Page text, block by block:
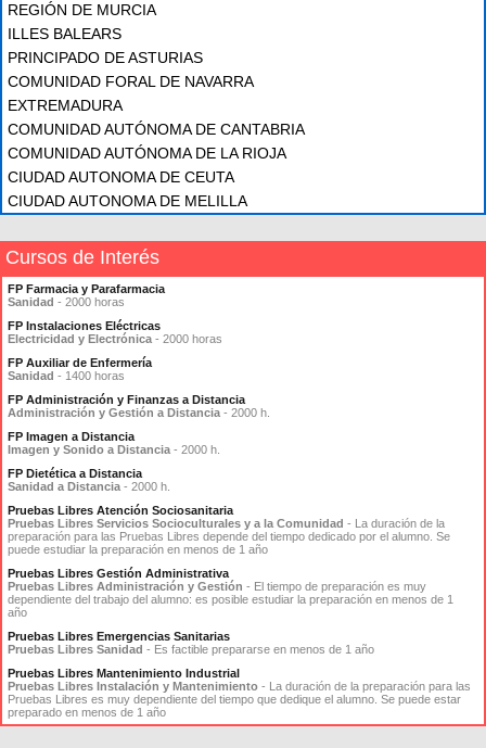
REGIÓN DE MURCIA
ILLES BALEARS
PRINCIPADO DE ASTURIAS
COMUNIDAD FORAL DE NAVARRA
EXTREMADURA
COMUNIDAD AUTÓNOMA DE CANTABRIA
COMUNIDAD AUTÓNOMA DE LA RIOJA
CIUDAD AUTONOMA DE CEUTA
CIUDAD AUTONOMA DE MELILLA
Cursos de Interés
FP Farmacia y Parafarmacia
Sanidad - 2000 horas
FP Instalaciones Eléctricas
Electricidad y Electrónica - 2000 horas
FP Auxiliar de Enfermería
Sanidad - 1400 horas
FP Administración y Finanzas a Distancia
Administración y Gestión a Distancia - 2000 h.
FP Imagen a Distancia
Imagen y Sonido a Distancia - 2000 h.
FP Dietética a Distancia
Sanidad a Distancia - 2000 h.
Pruebas Libres Atención Sociosanitaria
Pruebas Libres Servicios Socioculturales y a la Comunidad - La duración de la
preparación para las Pruebas Libres depende del tiempo dedicado por el alumno. Se
puede estudiar la preparación en menos de 1 año
Pruebas Libres Gestión Administrativa
Pruebas Libres Administración y Gestión - El tiempo de preparación es muy
dependiente del trabajo del alumno: es posible estudiar la preparación en menos de 1
año
Pruebas Libres Emergencias Sanitarias
Pruebas Libres Sanidad - Es factible prepararse en menos de 1 año
Pruebas Libres Mantenimiento Industrial
Pruebas Libres Instalación y Mantenimiento - La duración de la preparación para las
Pruebas Libres es muy dependiente del tiempo que dedique el alumno. Se puede estar
preparado en menos de 1 año